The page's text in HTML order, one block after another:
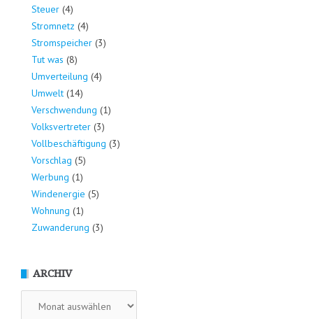
Steuer (4)
Stromnetz (4)
Stromspeicher (3)
Tut was (8)
Umverteilung (4)
Umwelt (14)
Verschwendung (1)
Volksvertreter (3)
Vollbeschäftigung (3)
Vorschlag (5)
Werbung (1)
Windenergie (5)
Wohnung (1)
Zuwanderung (3)
ARCHIV